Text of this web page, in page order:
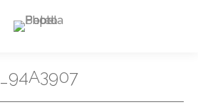
_94A3907